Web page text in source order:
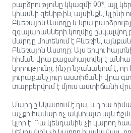
բարձրությունը կկազմի 90*, այլ
կհասնի զենիթին, այսինքն, կլինի
Բևեռային Աստղը և նրա
զգայարանների կողմից ընկալվող
մարդը մոտենում է Բևեռին,
Բևեռային Աստղը: Այս երկու
հիման վրա բացահայտվել է
կորությունը, ինչը նշանակում է,
յուրաքանչյուր աստիճանի վրա
տարբերվում է մյուս աստիճանի
Մարդը նկատում է դա, և դրա
աչքի համար ոչ ակնհայտ այն
կլոր է: Դա կենդանին չի կարող